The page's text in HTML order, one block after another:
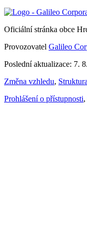
Oficiální stránka obce
Provozovatel Galileo
Poslední aktualizace: 7.
Změna vzhledu,
Prohlášení o přístupnosti,